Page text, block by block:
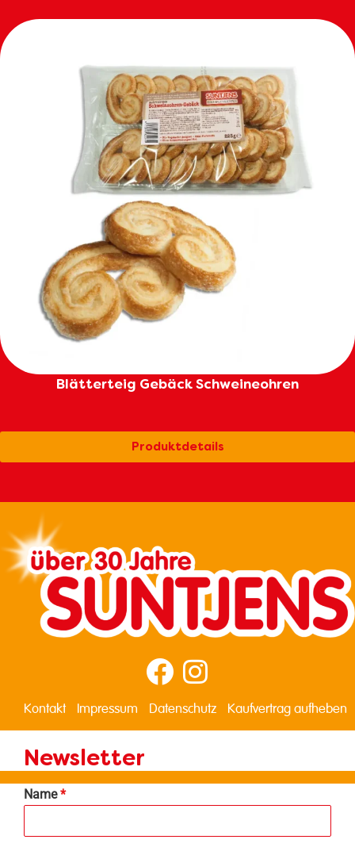
Blätterteig Gebäck Schweineohren
Produktdetails
Newsletter
Name*
Kontakt Impressum Datenschutz Kaufvertrag aufheben